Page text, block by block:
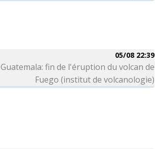
05/08 22:39
Guatemala: fin de l'éruption du volcan de
Fuego (institut de volcanologie)